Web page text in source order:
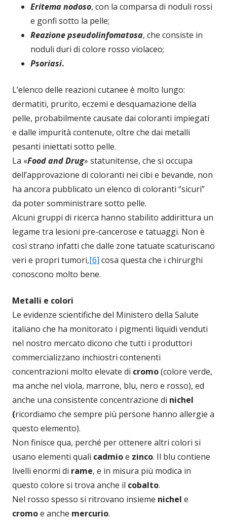
Eritema nodoso, con la comparsa di noduli rossi
e gonfi sotto la pelle;
Reazione pseudolinfomatosa, che consiste in
noduli duri di colore rosso violaceo;
Psoriasi.
L’elenco delle reazioni cutanee è molto lungo:
dermatiti, prurito, eczemi e desquamazione della
pelle, probabilmente causate dai coloranti impiegati
e dalle impurità contenute, oltre che dai metalli
pesanti iniettati sotto pelle.
La «Food and Drug» statunitense, che si occupa
dell’approvazione di coloranti nei cibi e bevande, non
ha ancora pubblicato un elenco di coloranti “sicuri”
da poter somministrare sotto pelle.
Alcuni gruppi di ricerca hanno stabilito addirittura un
legame tra lesioni pre-cancerose e tatuaggi. Non è
così strano infatti che dalle zone tatuate scaturiscano
veri e propri tumori,[6] cosa questa che i chirurghi
conoscono molto bene.
Metalli e colori
Le evidenze scientifiche del Ministero della Salute
italiano che ha monitorato i pigmenti liquidi venduti
nel nostro mercato dicono che tutti i produttori
commercializzano inchiostri contenenti
concentrazioni molto elevate di cromo(colore verde,
ma anche nel viola, marrone, blu, nero e rosso), ed
anche una consistente concentrazione di nichel
(ricordiamo che sempre più persone hanno allergie a
questo elemento).
Non finisce qua, perché per ottenere altri colori si
usano elementi quali cadmioe zinco. Il blu contiene
livelli enormi di rame, e in misura più modica in
questo colore si trova anche il cobalto.
Nel rosso spesso si ritrovano insieme nichel e
cromoe anche mercurio.